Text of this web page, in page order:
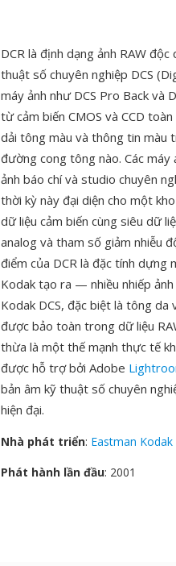
DCR là định dạng ảnh RAW độc
thuật số chuyên nghiệp DCS
máy ảnh như DCS Pro Back và
từ cảm biến CMOS và CCD
dải tông màu và thông tin màu
đường cong tông nào. Các
ảnh báo chí và studio chuyên
thời kỳ này đại diện cho một
dữ liệu cảm biến cùng siêu dữ
analog và tham số giảm nhiễu
điểm của DCR là đặc tính dựng
Kodak tạo ra — nhiều nhiếp
Kodak DCS, đặc biệt là tông
được bảo toàn trong dữ liệu
thừa là một thế mạnh thực tế
được hỗ trợ bởi Adobe
bản âm kỹ thuật số chuyên
hiện đại.
Nhà phát triển: Eastman Kodak
Phát hành lần đầu: 2001